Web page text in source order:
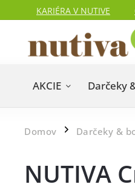
KARIÉRA V NUTIVE
HODNOTENIA
AKCIE Darčeky
Domov / Darčeky &
NUTIVA